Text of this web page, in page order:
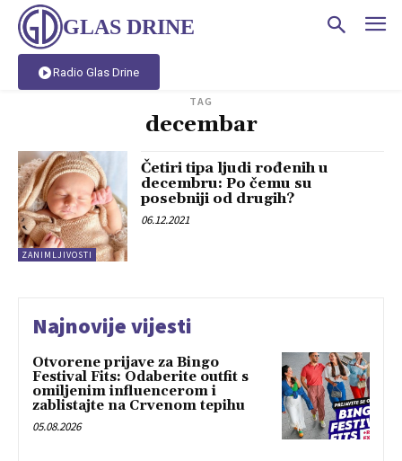
GLAS DRINE
Radio Glas Drine
TAG
decembar
ZANIMLJIVOSTI
Četiri tipa ljudi rođenih u
decembru: Po čemu su
posebniji od drugih?
06.12.2021
Najnovije vijesti
Otvorene prijave za Bingo
Festival Fits: Odaberite outfit s
omiljenim influencerom i
zablistajte na Crvenom tepihu
05.08.2026